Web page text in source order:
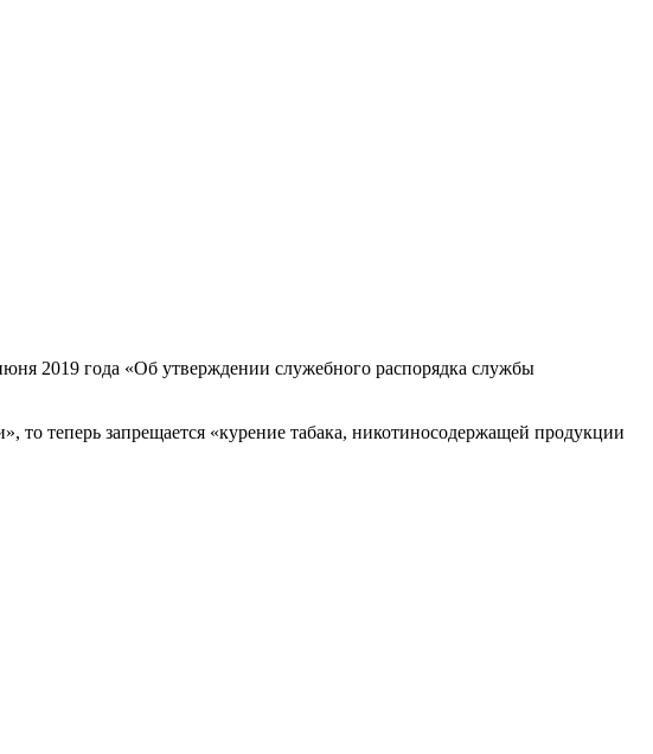
2019 года «Об утверждении служебного распорядка службы
теперь запрещается «курение табака, никотиносодержащей продукции